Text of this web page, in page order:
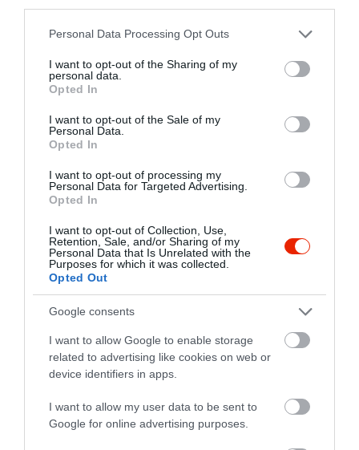
Please note that this website/app uses one or more Google
not limited to your visit or usage behaviour. You may click to
grant or deny consent to Google and its third-party tags to
use your data for below specified purposes in below Google
consent section.
Personal Data Processing Opt Outs
I want to opt-out of the Sharing of my
personal data.
Opted In
I want to opt-out of the Sale of my
Personal Data.
Opted In
I want to opt-out of processing my
Personal Data for Targeted Advertising.
Opted In
I want to opt-out of Collection, Use,
Retention, Sale, and/or Sharing of my
Personal Data that Is Unrelated with the
Purposes for which it was collected.
Opted Out
Google consents
I want to allow Google to enable storage
related to advertising like cookies on web or
device identifiers in apps.
I want to allow my user data to be sent to
Google for online advertising purposes.
Mediterraneo Vendégfogadó 4.1
$$
Étterem
Mediterrán Étterem
5.0
Kávézó
Cukrászda
All In Music Cafe
Kávézó
Bár Étterem
Fekete Sas Gyorsétkezde 3.7
$
Olasz Étterem